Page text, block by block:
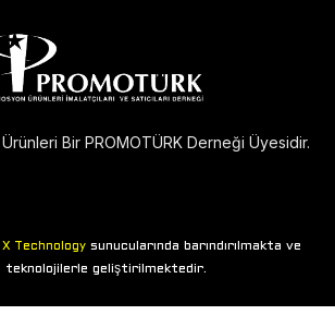
Bir PROMOTÜRK Derneği Üyesidir.
X Technology sunucularında barındırılmakta ve
teknolojilerle geliştirilmektedir.